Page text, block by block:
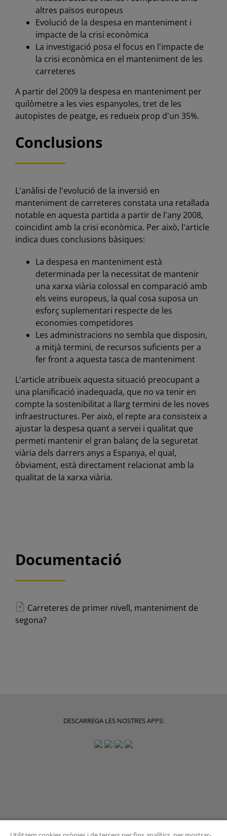
altres països europeus
Evolució de la despesa en manteniment i
impacte de la crisi econòmica
La investigació posa el focus en l'impacte de
la crisi econòmica en el manteniment de les
carreteres
A partir del 2009 la despesa en manteniment per
quilòmetre a les vies espanyoles, tret de les
autopistes de peatge, es redueix prop d'un 35%.
Conclusions
L'anàlisi de l'evolució de la inversió en
manteniment de carreteres constata una retallada
notable en aquesta partida a partir de l'any 2008,
coincidint amb la crisi econòmica. Per això, l'article
indica dues conclusions bàsiques:
La despesa en manteniment està
determinada per la necessitat de mantenir
una xarxa viària colossal en comparació amb
els veïns europeus, la qual cosa suposa un
esforç suplementari respecte de les
economies competidores
Les administracions no sembla que disposin,
a mitjà termini, de recursos suficients per a
fer front a aquesta tasca de manteniment
L'article atribueix aquesta situació preocupant a
una planificació inadequada, que no va tenir en
compte la sostenibilitat a llarg termini de les noves
infraestructures. Per això, el repte ara consisteix a
ajustar la despesa quant a servei i qualitat que
permeti mantenir el gran balanç de la seguretat
viària dels darrers anys a Espanya, el qual,
òbviament, està directament relacionat amb la
qualitat de la xarxa viària.
Documentació
Carreteres de primer nivell, manteniment de
segona?
DESCARREGA LES NOSTRES APPS: